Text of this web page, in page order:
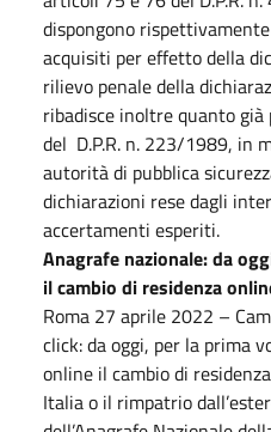
dispongono
acquisiti per effetto della
rilievo penale della
ribadisce inoltre quanto già
del D.P.R. n. 223/1989, in
autorità di pubblica
dichiarazioni rese dagli
accertamenti esperiti.
Anagrafe nazionale: da
ilcambio di residenza
Roma 27 aprile 2022 –
click: da oggi, per la prima
online il cambio di
Italia o il rimpatrio